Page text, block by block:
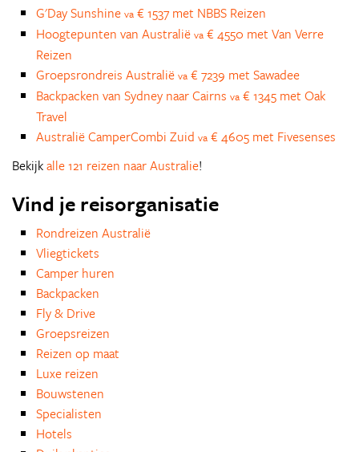
G'Day Sunshine va € 1537 met NBBS Reizen
Hoogtepunten van Australië va € 4550 met Van Verre
Reizen
Groepsrondreis Australië va € 7239 met Sawadee
Backpacken van Sydney naar Cairns va € 1345 met Oak
Travel
Australië CamperCombi Zuid va € 4605 met Fivesenses
Bekijkalle 121 reizen naar Australie!
Vind je reisorganisatie
Rondreizen Australië
Vliegtickets
Camper huren
Backpacken
Fly & Drive
Groepsreizen
Reizen op maat
Luxe reizen
Bouwstenen
Specialisten
Hotels